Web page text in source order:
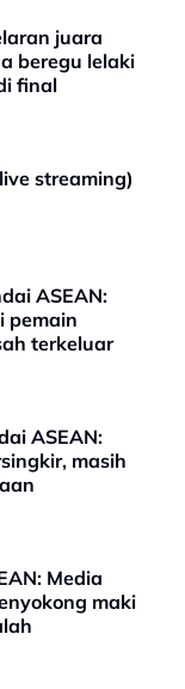
A post shared by Ultras Garuda Official (@ultrasgarudaofficial)
juara
beregu lelaki
final
streaming)
ASEAN:
pemain
terkeluar
ASEAN:
masih
Media
maki